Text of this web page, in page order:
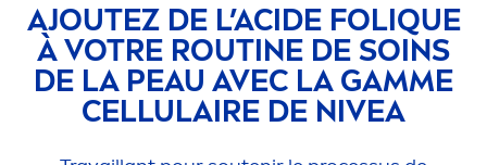
AJOUTEZ DE L’ACIDE FOLIQUE
À VOTRE ROUTINE DE SOINS
DE LA PEAU AVEC LA GAMME
CELLULAIRE DE NIVEA